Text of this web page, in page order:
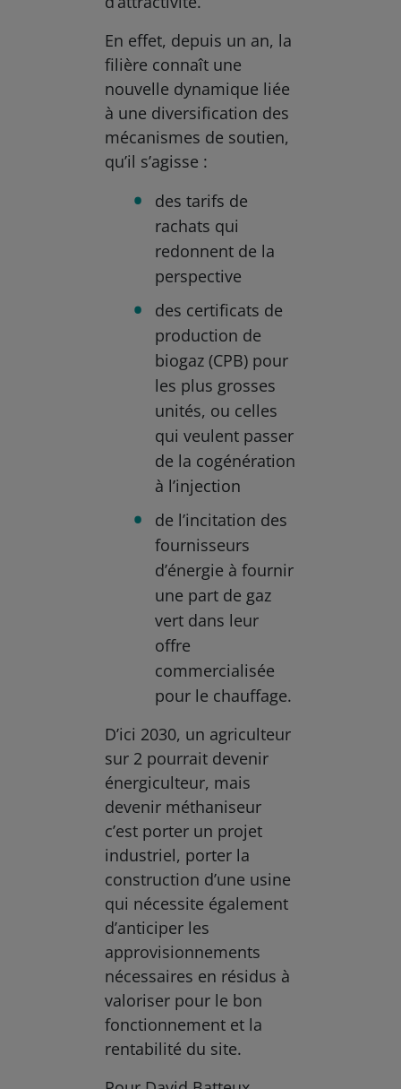
En effet, depuis un an, la
filière connaît une
nouvelle dynamique liée
à une diversification des
mécanismes de soutien,
qu’il s’agisse :
des tarifs de
rachats qui
redonnent de la
perspective
des certificats de
production de
biogaz (CPB) pour
les plus grosses
unités, ou celles
qui veulent passer
de la cogénération
à l’injection
de l’incitation des
fournisseurs
d’énergie à fournir
une part de gaz
vert dans leur
offre
commercialisée
pour le chauffage.
D’ici 2030, un agriculteur
sur 2 pourrait devenir
énergiculteur, mais
devenir méthaniseur
c’est porter un projet
industriel, porter la
construction d’une usine
qui nécessite également
d’anticiper les
approvisionnements
nécessaires en résidus à
valoriser pour le bon
fonctionnement et la
rentabilité du site.